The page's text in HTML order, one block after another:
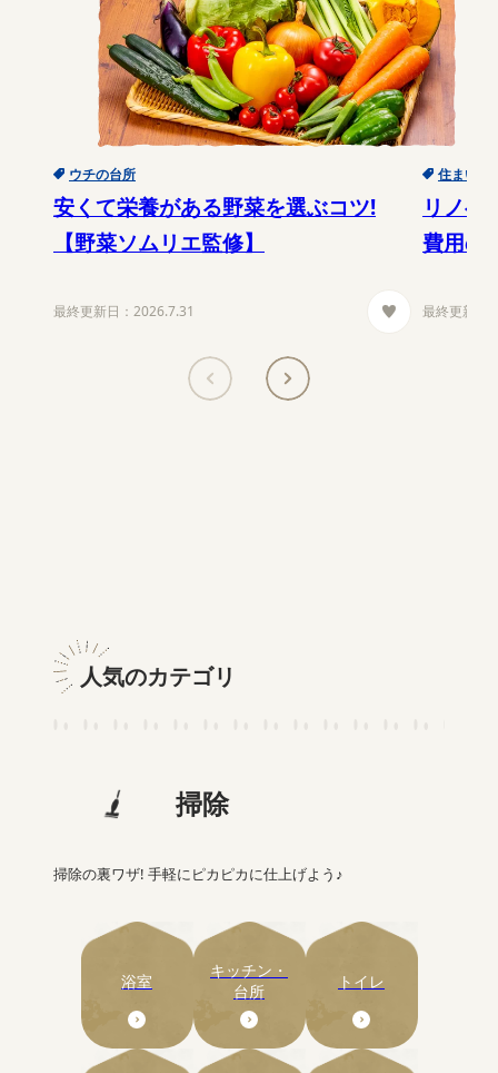
ウチの台所
安くて栄養がある野菜を選ぶコツ!
【野菜ソムリエ監修】
最終更新日： 2026.7.31
住まい
リノベ
費用の
最終更新日
人気のカテゴリ
掃除
掃除の裏ワザ! 手軽にピカピカに仕上げよう♪
浴室
キッチン・
台所
トイレ